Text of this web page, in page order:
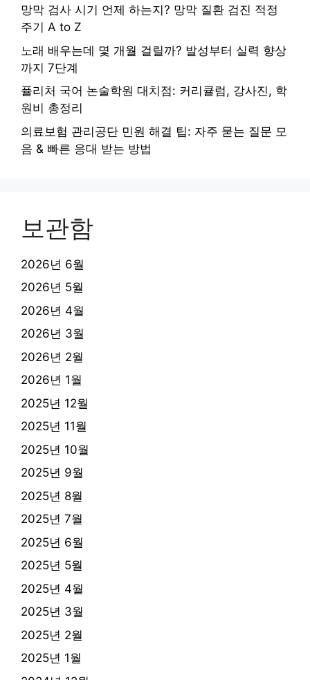
망막 검사 시기 언제 하는지? 망막 질환 검진 적정
주기 A to Z
노래 배우는데 몇 개월 걸릴까? 발성부터 실력 향상
까지 7단계
퓰리처 국어 논술학원 대치점: 커리큘럼, 강사진, 학
원비 총정리
의료보험 관리공단 민원 해결 팁: 자주 묻는 질문 모
음 & 빠른 응대 받는 방법
보관함
2026년 6월
2026년 5월
2026년 4월
2026년 3월
2026년 2월
2026년 1월
2025년 12월
2025년 11월
2025년 10월
2025년 9월
2025년 8월
2025년 7월
2025년 6월
2025년 5월
2025년 4월
2025년 3월
2025년 2월
2025년 1월